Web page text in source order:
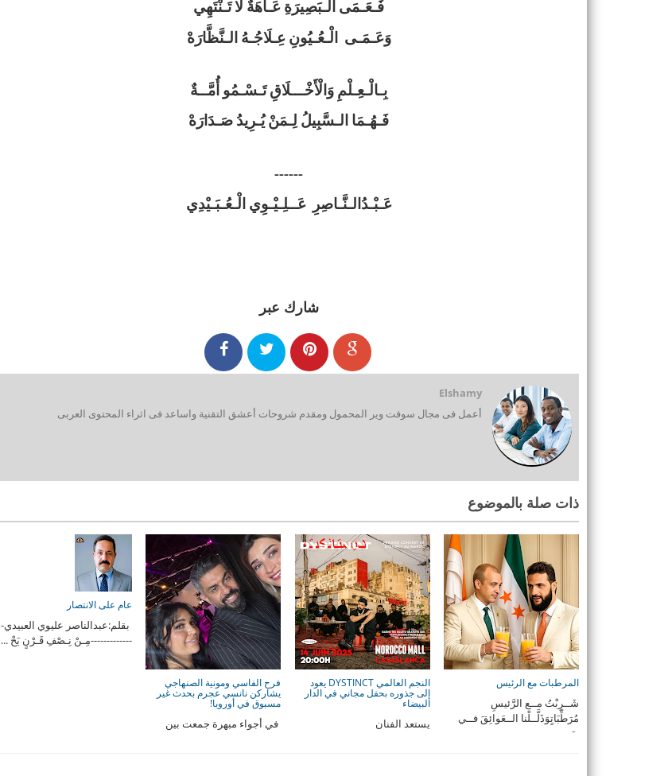
فَـعَـمَى الْـبَصِيرَةِ عَـاهَةٌ لَا تَـنْتَهِي
وَعَـمَـى الْـعُـيُونِ عِـلَاجُـهُ الـنَّظَّارَهْ
بِـالْـعِـلْمِ وَالْأَخْـــلَاقِ تَـسْـمُو أُمَّــةٌ
فَـهُـمَا الـسَّبِيلُ لِـمَنْ يُـرِيدُ صَـدَارَهْ
------
عَـبْـدُالـنَّـاصِرِ عَــلِـيْـوِي الْـعُـبَـيْدِي
شارك عبر
Elshamy
أعمل فى مجال سوفت وير المحمول ومقدم شروحات أعشق التقنية واساعد فى اثراء المحتوى العربى
ذات صلة بالموضوع
المرطبات مع الرئيس
شَــرِبْتُ مــع الرَّئيسِ
مُرَطِّبَاتٍوَذَلَّــلْنا الــعَوائِقَ فــي
سَــ ...
النجم العالمي DYSTINCT يعود
إلى جذوره بحفل مجاني في الدار
البيضاء
يستعد الفنان
فرح الفاسي ومونية الصنهاجي
يشاركن نانسي عجرم بحدث غير
مسبوق في أوروبا!
في أجواء مبهرة جمعت بين
عام على الانتصار
بقلم:عبدالناصر عليوي العبيدي-
-------------مِـنْ نِـصْفِ قَـرْنٍ يَحْ ...